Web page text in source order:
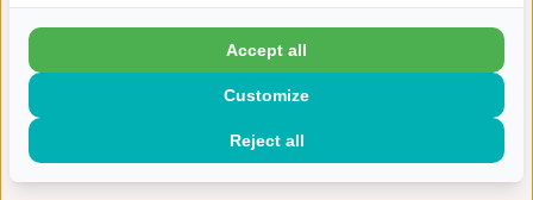
Reject all
Customize
Accept all